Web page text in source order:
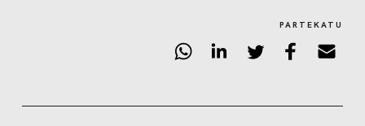
PARTEKATU